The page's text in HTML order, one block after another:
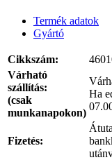
Termék adatok
Gyártó
Cikkszám:
Várható
szállítás:
(csak
munkanapokon)
Ha
Fizetés: